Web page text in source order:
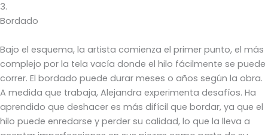
3.
Bordado
Bajo el esquema, la artista comienza el primer punto, el más
complejo por la tela vacía donde el hilo fácilmente se puede
correr. El bordado puede durar meses o años según la obra.
A medida que trabaja, Alejandra experimenta desafíos. Ha
aprendido que deshacer es más difícil que bordar, ya que el
hilo puede enredarse y perder su calidad, lo que la lleva a